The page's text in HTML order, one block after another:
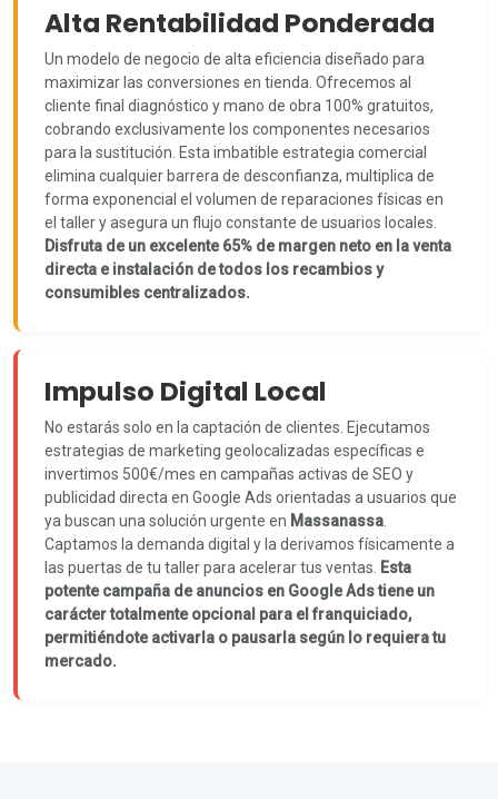
Alta Rentabilidad Ponderada
Un modelo de negocio de alta eficiencia diseñado para
maximizar las conversiones en tienda. Ofrecemos al
cliente final diagnóstico y mano de obra 100% gratuitos,
cobrando exclusivamente los componentes necesarios
para la sustitución. Esta imbatible estrategia comercial
elimina cualquier barrera de desconfianza, multiplica de
forma exponencial el volumen de reparaciones físicas en
el taller y asegura un flujo constante de usuarios locales.
Disfruta de un excelente 65% de margen neto en la venta
directa e instalación de todos los recambios y
consumibles centralizados.
Impulso Digital Local
No estarás solo en la captación de clientes. Ejecutamos
estrategias de marketing geolocalizadas específicas e
invertimos 500€/mes en campañas activas de SEO y
publicidad directa en Google Ads orientadas a usuarios que
ya buscan una solución urgente en Massanassa
Captamos la demanda digital y la derivamos físicamente a
las puertas de tu taller para acelerar tus ventas.
Esta
potente campaña de anuncios en Google Ads tiene un
carácter totalmente opcional para el franquiciado,
permitiéndote activarla o pausarla según lo requiera tu
mercado.